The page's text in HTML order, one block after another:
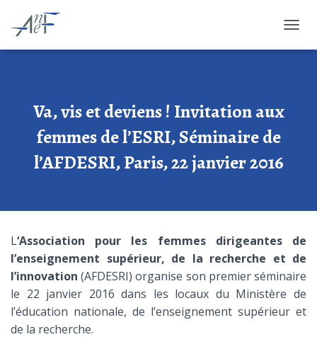
Va, vis et deviens ! Invitation aux
femmes de l’ESRI, Séminaire de
l’AFDESRI, Paris, 22 janvier 2016
L‘Association pour les femmes dirigeantes de
l’enseignement supérieur, de la recherche et de
l’innovation (AFDESRI) organise son premier séminaire
le 22 janvier 2016 dans les locaux du Ministère de
l’éducation nationale, de l’enseignement supérieur et
de la recherche.